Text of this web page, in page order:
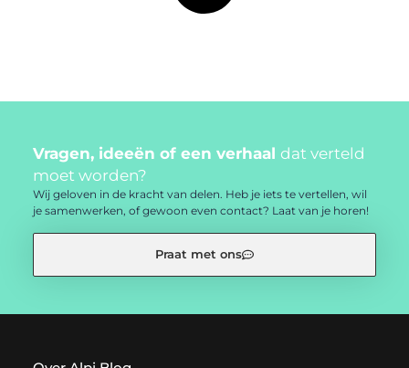
Vragen, ideeën of een verhaal dat verteld
moet worden?
Wij geloven in de kracht van delen. Heb je iets te vertellen, wil
je samenwerken, of gewoon even contact? Laat van je horen!
Praat met ons